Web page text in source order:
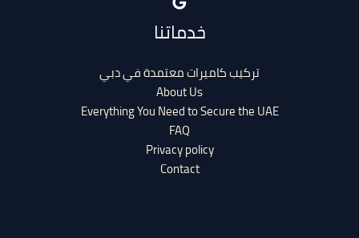
خدماتنا
تركيب كاميرات معتمدة في دبي
About Us
Everything You Need to Secure the UAE
FAQ
Privacy policy
Contact